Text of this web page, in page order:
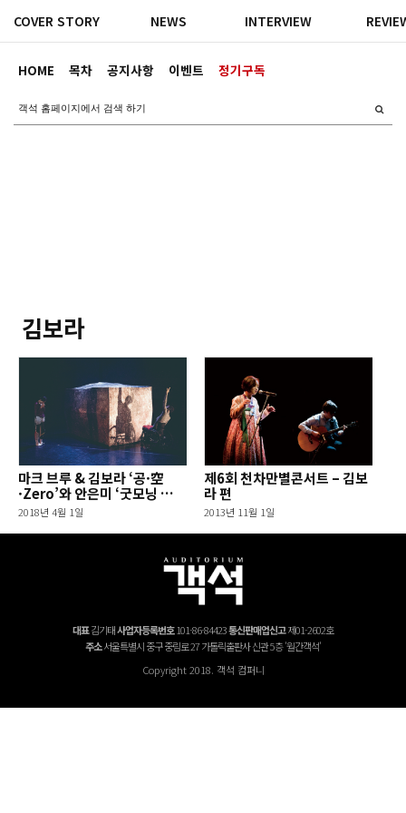
HOME 목차 공지사항 이벤트 정기구독
COVER STORY NEWS INTERVIEW
김보라
마크 브루 & 김보라 ‘공·空
·Zero’와 안은미 ‘굿모닝 에브
리바디’
2018년 4월 1일
제6회 천차만별콘서트 – 김보
라 편
2013년 11월 1일
대표김기태사업자등록번호101-86-84423통신판매업신고제01-2602호
주소서울특별시 중구 중림로 27 가톨릭출판사 신관 5층 '월간객석'
Copyright 2018. 객석 컴퍼니